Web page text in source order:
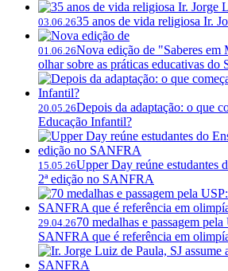
03.06.2635 anos de vida religiosa Ir.
01.06.26Nova edição de "Saberes
olhar sobre as práticas educativas do
20.05.26Depois da adaptação: o que
Educação Infantil?
15.05.26Upper Day reúne estudantes
2ª edição no SANFRA
29.04.2670 medalhas e passagem
SANFRA que é referência em